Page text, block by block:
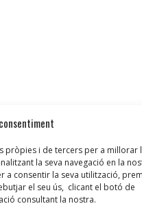
pròpies i de tercers per a millorar
la seva navegació en la
a consentir la seva utilització,
el seu ús, clicant el botó de
consultant la nostra.